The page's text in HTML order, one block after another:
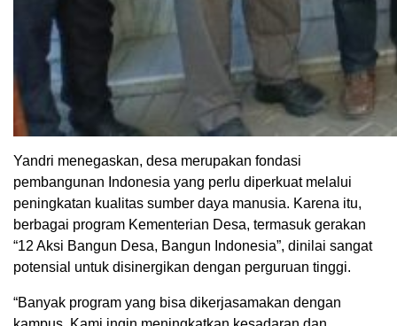
Yandri menegaskan, desa merupakan fondasi
pembangunan Indonesia yang perlu diperkuat melalui
peningkatan kualitas sumber daya manusia. Karena itu,
berbagai program Kementerian Desa, termasuk gerakan
“12 Aksi Bangun Desa, Bangun Indonesia”, dinilai sangat
potensial untuk disinergikan dengan perguruan tinggi.
“Banyak program yang bisa dikerjasamakan dengan